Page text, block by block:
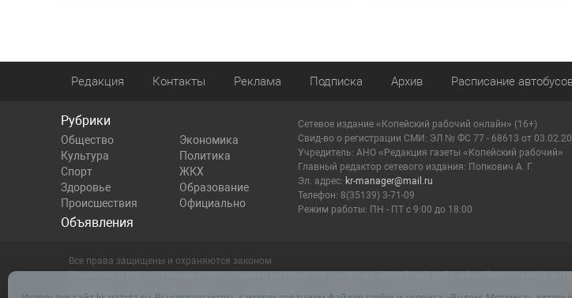
Редакция Контакты Реклама Подписка Архив Расписание
Рубрики
Общество
Экономика
Культура
Политика
Спорт
ЖКХ
Здоровье
Образование
Происшествия
Официально
Объявления
Сетевое издание «Копейский рабочий онлайн» (16+)
Cвид-во о регистрации СМИ: ЭЛ № ФС 77 - 68613 от
Учредитель: АНО «Редакция газеты «Копейский рабочий»
Главный редактор сетевого издания: Попкович А. Г.
Эл. адрес: kr-manager@mail.ru
Телефон: 8(35139) 3-71-09
Режим работы: ПН - ПТ с 9:00 до 18:00
Все права защищены и охраняются законом.
При полном или частичном использовании материалов ссылка на «Копейский рабочий» обязательна (в